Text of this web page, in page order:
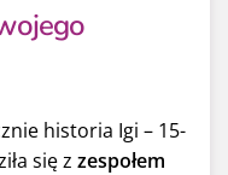
historia Igi – 15-
się z zespołem